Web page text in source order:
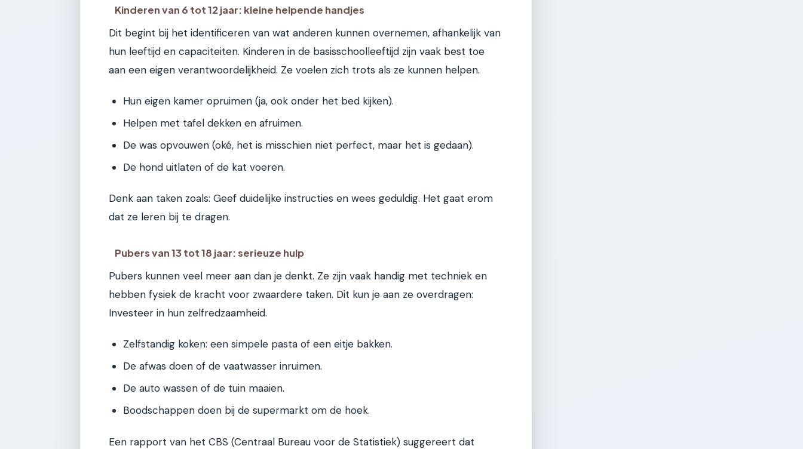
Kinderen van 6 tot 12 jaar: kleine helpende handjes
Dit begint bij het identificeren van wat anderen kunnen overnemen, afhankelijk van
hun leeftijd en capaciteiten. Kinderen in de basisschoolleeftijd zijn vaak best toe
aan een eigen verantwoordelijkheid. Ze voelen zich trots als ze kunnen helpen.
Hun eigen kamer opruimen (ja, ook onder het bed kijken).
Helpen met tafel dekken en afruimen.
De was opvouwen (oké, het is misschien niet perfect, maar het is gedaan).
De hond uitlaten of de kat voeren.
Denk aan taken zoals: Geef duidelijke instructies en wees geduldig. Het gaat erom
dat ze leren bij te dragen.
Pubers van 13 tot 18 jaar: serieuze hulp
Pubers kunnen veel meer aan dan je denkt. Ze zijn vaak handig met techniek en
hebben fysiek de kracht voor zwaardere taken. Dit kun je aan ze overdragen:
Investeer in hun zelfredzaamheid.
Zelfstandig koken: een simpele pasta of een eitje bakken.
De afwas doen of de vaatwasser inruimen.
De auto wassen of de tuin maaien.
Boodschappen doen bij de supermarkt om de hoek.
Een rapport van het CBS (Centraal Bureau voor de Statistiek) suggereert dat